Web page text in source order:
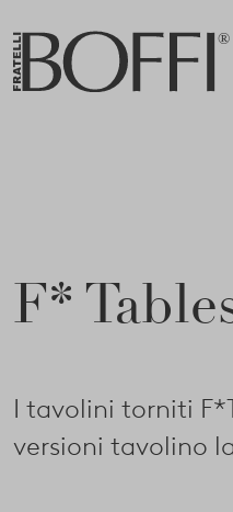
F*
I tavolini torniti
versioni tavolino